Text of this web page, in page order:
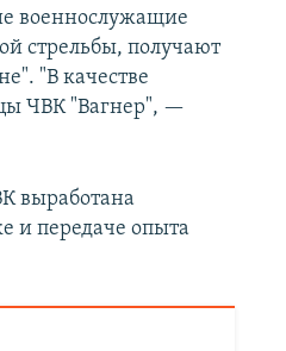
военнослужащие
стрельбы, получают
"В качестве
ЧВК "Вагнер", —
выработана
и передаче опыта